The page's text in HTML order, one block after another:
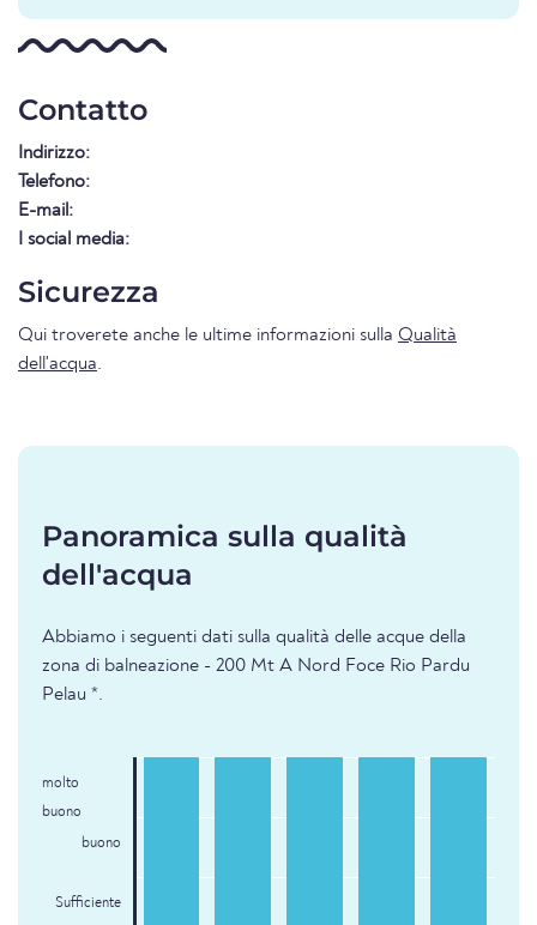
Contatto
Indirizzo:
Telefono:
E-mail:
I social media:
Sicurezza
Qui troverete anche le ultime informazioni sulla Qualità
dell'acqua.
Panoramica sulla qualità
dell'acqua
Abbiamo i seguenti dati sulla qualità delle acque della
zona di balneazione - 200 Mt A Nord Foce Rio Pardu
Pelau *.
molto
buono
buono
Sufficiente